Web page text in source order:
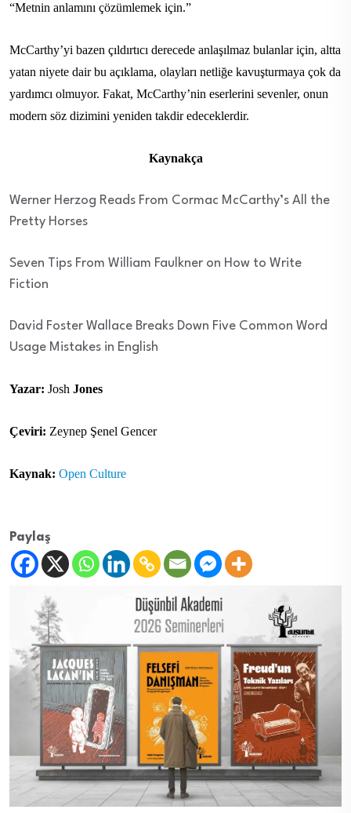
“Metnin anlamını çözümlemek için.”
McCarthy’yi bazen çıldırtıcı derecede anlaşılmaz bulanlar için, altta
yatan niyete dair bu açıklama, olayları netliğe kavuşturmaya çok da
yardımcı olmuyor. Fakat, McCarthy’nin eserlerini sevenler, onun
modern söz dizimini yeniden takdir edeceklerdir.
Kaynakça
Werner Herzog Reads From Cormac McCarthy’s All the
Pretty Horses
Seven Tips From William Faulkner on How to Write
Fiction
David Foster Wallace Breaks Down Five Common Word
Usage Mistakes in English
Yazar: Josh Jones
Çeviri: Zeynep Şenel Gencer
Kaynak: Open Culture
Paylaş